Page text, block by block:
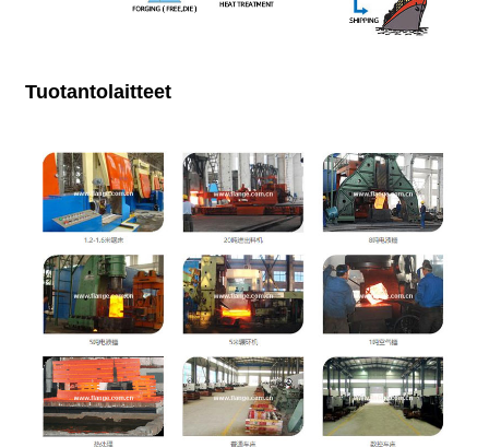
Tuotantolaitteet